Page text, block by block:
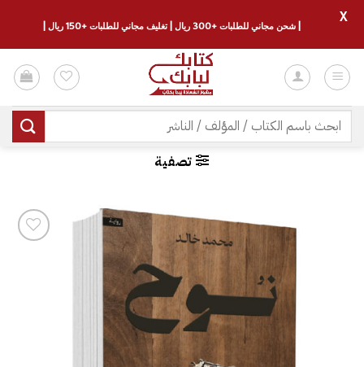
للمحتوى
البحث
عن:
تصفية
| شحن مجاني للطلبات +300 ريال | تغليف مجاني للطلبات +150 ريال |
X